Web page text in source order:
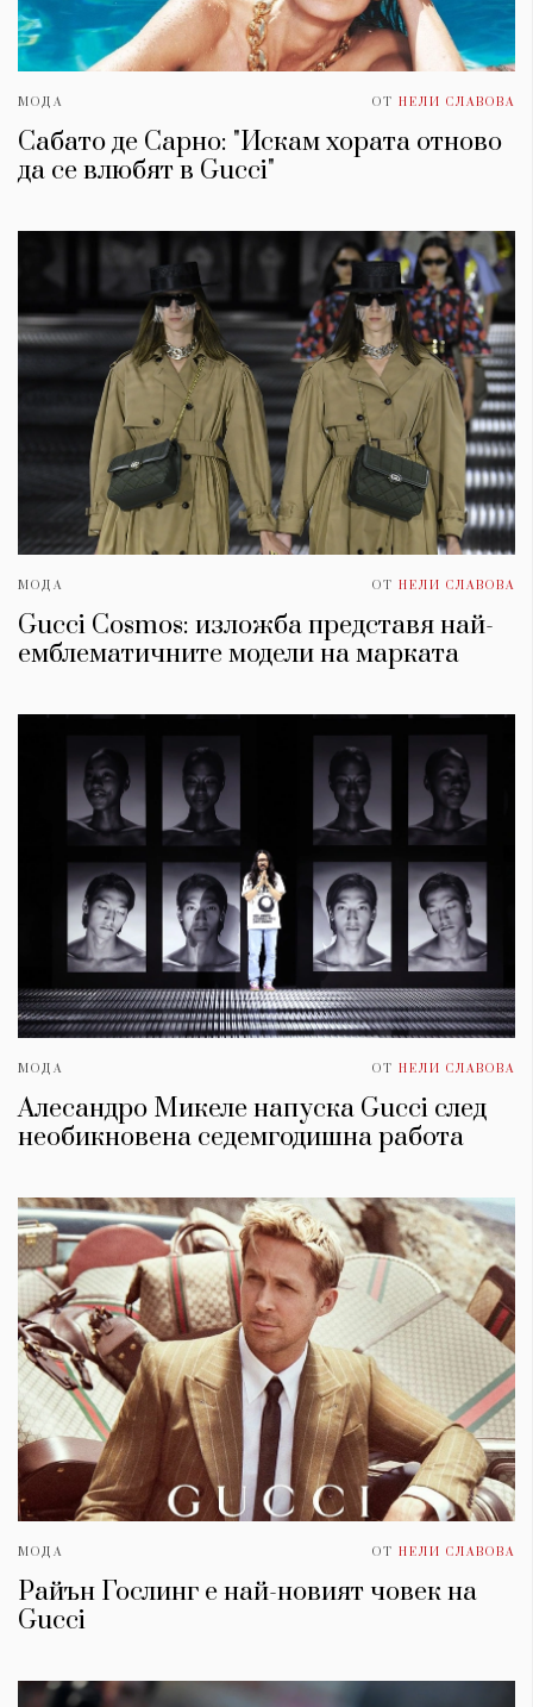
МОДА ОТ НЕЛИ СЛАВОВА
Сабато де Сарно: "Искам хората отново
да се влюбят в Gucci"
МОДА ОТ НЕЛИ СЛАВОВА
Gucci Cosmos: изложба представя най-
емблематичните модели на марката
МОДА ОТ НЕЛИ СЛАВОВА
Алесандро Микеле напуска Gucci след
необикновена седемгодишна работа
МОДА ОТ НЕЛИ СЛАВОВА
Райън Гослинг е най-новият човек на
Gucci